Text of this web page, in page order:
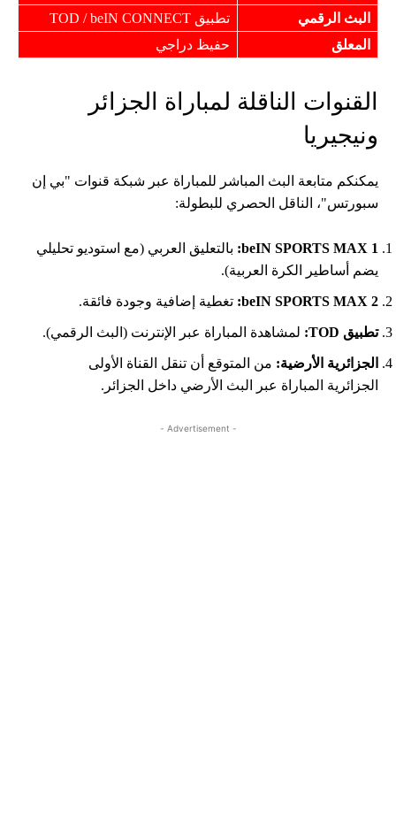
البث الرقمي
تطبيق TOD / beIN CONNECT
المعلق
حفيظ دراجي
القنوات الناقلة لمباراة الجزائر
ونيجيريا
يمكنكم متابعة البث المباشر للمباراة عبر شبكة قنوات "بي إن
سبورتس"، الناقل الحصري للبطولة:
beIN SPORTS MAX 1: بالتعليق العربي (مع استوديو تحليلي
يضم أساطير الكرة العربية).
beIN SPORTS MAX 2: تغطية إضافية وجودة فائقة.
تطبيق لمشاهدة المباراة عبر الإنترنت (البث الرقمي).
الجزائرية الأرضية: من المتوقع أن تنقل القناة الأولى
الجزائرية المباراة عبر البث الأرضي داخل الجزائر.
- Advertisement -